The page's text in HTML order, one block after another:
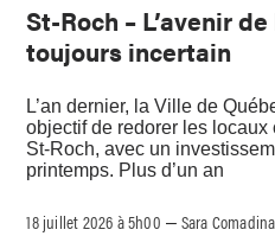
St-Roch – L’avenir
toujours incertain
L’an dernier, la Ville de
objectif de redorer les
St-Roch, avec un
printemps. Plus d’un an
18 juillet 2026 à 5h00 – Sara Comadina